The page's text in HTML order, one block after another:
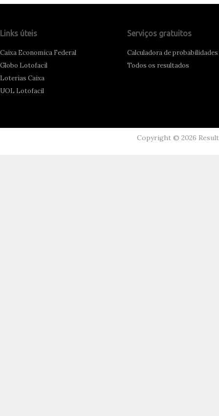
Links úteis
Caixa Economica Federal
Globo Lotofacil
Loterias Caixa
UOL Lotofacil
Serviços gratuitos
Calculadora de probabilidades
Todos os resultados
Copyright © 2026